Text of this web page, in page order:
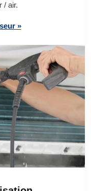
/ air.
»